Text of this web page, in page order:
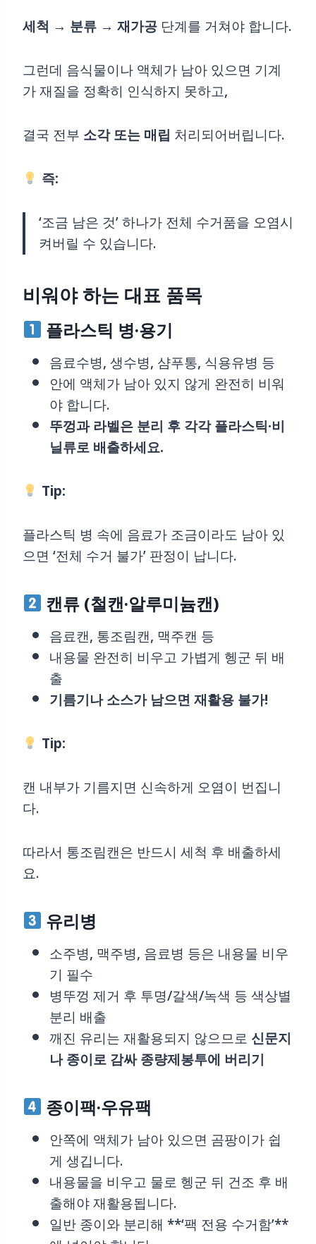
세척 → 분류 → 재가공단계를 거쳐야 합니다.
그런데 음식물이나 액체가 남아 있으면 기계
가 재질을 정확히 인식하지 못하고,
결국 전부소각 또는 매립 처리되어버립니다.
즉:
‘조금 남은 것’ 하나가 전체 수거품을 오염시
켜버릴 수 있습니다.
비워야 하는 대표 품목
플라스틱 병·용기
음료수병, 생수병, 샴푸통, 식용유병 등
안에 액체가 남아 있지 않게 완전히 비워
야 합니다.
뚜껑과 라벨은 분리 후 각각 플라스틱·비
닐류로 배출하세요.
Tip:
플라스틱 병 속에 음료가 조금이라도 남아 있
으면 ‘전체 수거 불가’ 판정이 납니다.
캔류 (철캔·알루미늄캔)
음료캔, 통조림캔, 맥주캔 등
내용물 완전히 비우고 가볍게 헹군 뒤 배
출
기름기나 소스가 남으면 재활용 불가!
Tip:
캔 내부가 기름지면 신속하게 오염이 번집니
다.
따라서 통조림캔은 반드시 세척 후 배출하세
요.
유리병
소주병, 맥주병, 음료병 등은 내용물 비우
기 필수
병뚜껑 제거 후 투명/갈색/녹색 등 색상별
분리 배출
깨진 유리는 재활용되지 않으므로신문지
나 종이로 감싸 종량제봉투에 버리기
종이팩·우유팩
안쪽에 액체가 남아 있으면 곰팡이가 쉽
게 생깁니다.
내용물을 비우고 물로 헹군 뒤 건조 후 배
출해야 재활용됩니다.
일반 종이와 분리해 **‘팩 전용 수거함’**